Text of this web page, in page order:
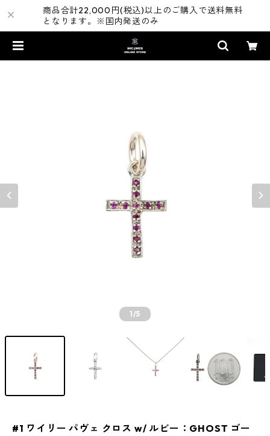
商品合計22,000円(税込)以上のご購入で送料無料
となります。※国内発送のみ
1/5
#1 ワイリー パヴェ クロス w/ ルビー：GHOST ゴー